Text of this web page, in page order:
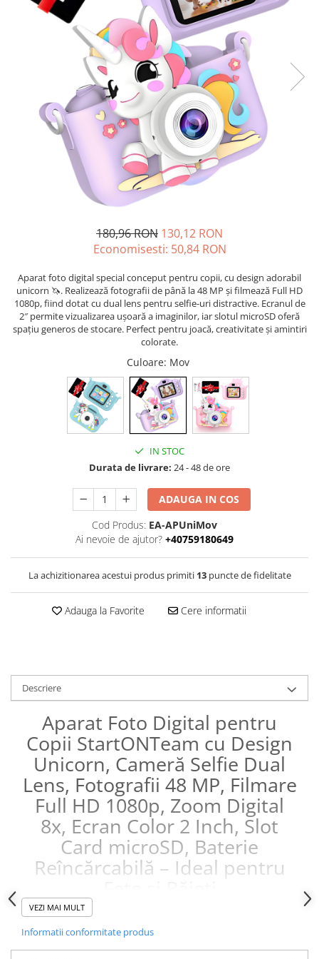
180,96 RON 130,12 RON
Economisesti: 50,84 RON
Aparat foto digital special conceput pentru copii, cu design adorabil
unicorn 🦄. Realizează fotografii de până la 48 MP și filmează Full HD
1080p, fiind dotat cu dual lens pentru selfie-uri distractive. Ecranul de
2″ permite vizualizarea ușoară a imaginilor, iar slotul microSD oferă
spațiu generos de stocare. Perfect pentru joacă, creativitate și amintiri
colorate.
Culoare: Mov
IN STOC
Durata de livrare: 24 - 48 de ore
ADAUGA IN COS
Cod Produs: EA-APUniMov
Ai nevoie de ajutor? +40759180649
La achizitionarea acestui produs primiti 13puncte de fidelitate
Adauga la Favorite Cere informatii
Descriere
Aparat Foto Digital pentru
Copii StartONTeam cu Design
Unicorn, Cameră Selfie Dual
Lens, Fotografii 48 MP, Filmare
Full HD 1080p, Zoom Digital
8x, Ecran Color 2 Inch, Slot
Card microSD, Baterie
Reîncărcabilă – Ideal pentru
VEZI MAI MULT
Informatii conformitate produs